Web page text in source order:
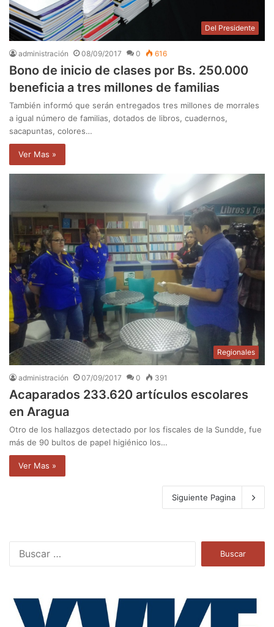
Del Presidente
administración 08/09/2017 0 616
Bono de inicio de clases por Bs. 250.000
beneficia a tres millones de familias
También informó que serán entregados tres millones de morrales
a igual número de familias, dotados de libros, cuadernos,
sacapuntas, colores…
Ver Mas »
Regionales
administración 07/09/2017 0 391
Acaparados 233.620 artículos escolares
en Aragua
Otro de los hallazgos detectado por los fiscales de la Sundde, fue
más de 90 bultos de papel higiénico los…
Ver Mas »
Siguiente Pagina
a